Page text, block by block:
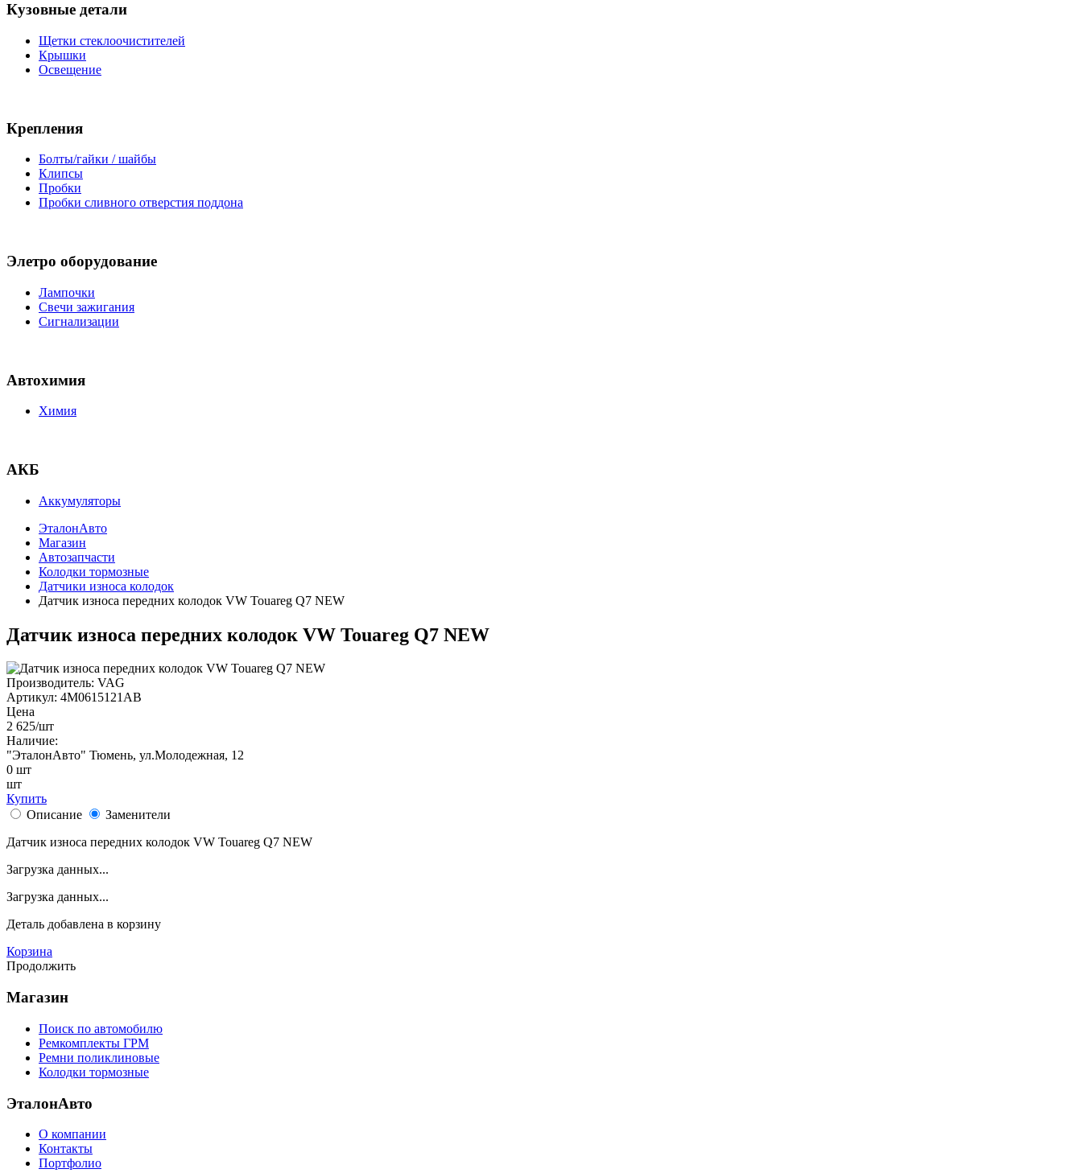
Кузовные детали
Щетки стеклоочистителей
Крышки
Освещение
Крепления
Болты/гайки / шайбы
Клипсы
Пробки
Пробки сливного отверстия поддона
Элетро оборудование
Лампочки
Свечи зажигания
Сигнализации
Автохимия
Химия
АКБ
Аккумуляторы
ЭталонАвто
Магазин
Автозапчасти
Колодки тормозные
Датчики износа колодок
Датчик износа передних колодок VW Touareg Q7 NEW
Датчик износа передних колодок VW Touareg Q7 NEW
Производитель: VAG
Артикул: 4M0615121AB
Цена
2 625/шт
Наличие:
"ЭталонАвто" Тюмень, ул.Молодежная, 12
0 шт
шт
Купить
Описание
Заменители
Датчик износа передних колодок VW Touareg Q7 NEW
Загрузка данных...
Загрузка данных...
Деталь добавлена в корзину
Корзина
Продолжить
Магазин
Поиск по автомобилю
Ремкомплекты ГРМ
Ремни поликлиновые
Колодки тормозные
ЭталонАвто
О компании
Контакты
Портфолио